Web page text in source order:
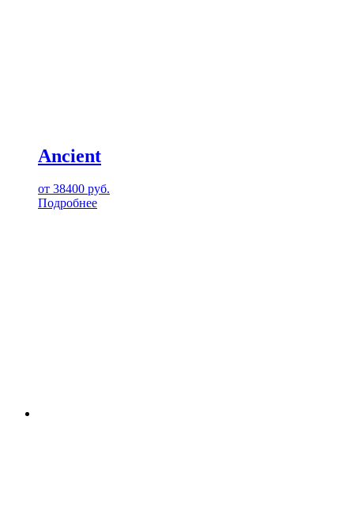
Ancient
от 38400 руб.
Подробнее